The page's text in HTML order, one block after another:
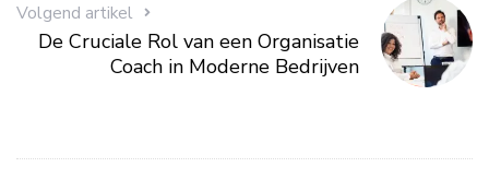
Volgend artikel
De Cruciale Rol van een Organisatie
Coach in Moderne Bedrijven